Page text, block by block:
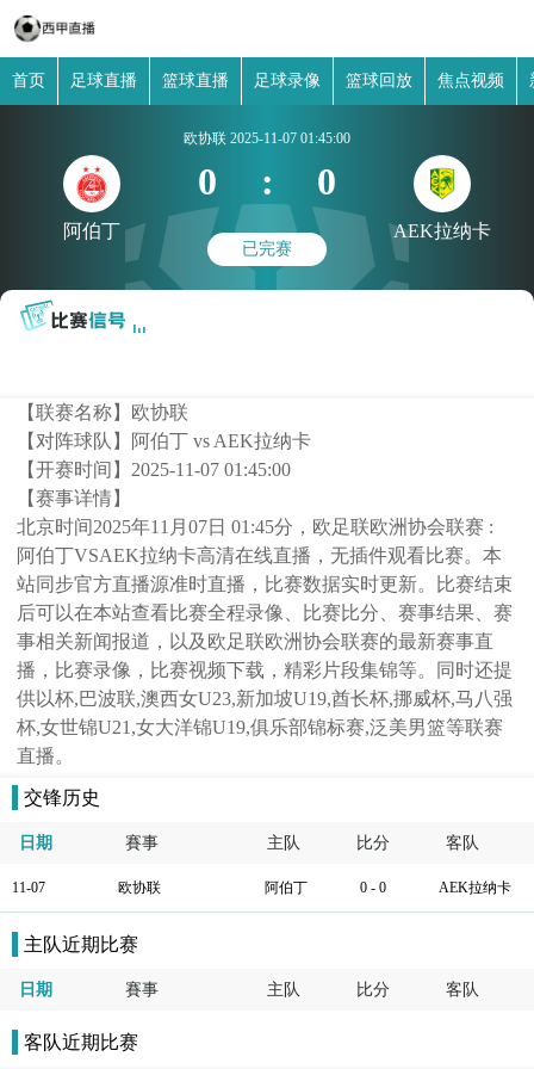
首页 足球直播 篮球直播 足球录像 篮球回放 焦点视频
阿伯丁
欧协联 2025-11-07 01:45:00
0 : 0
已完赛
AEK拉纳卡
【联赛名称】 欧协联
【对阵球队】 阿伯丁 vs AEK拉纳卡
【开赛时间】 2025-11-07 01:45:00
【赛事详情】
北京时间2025年11月07日 01:45分，欧足联欧洲协会联赛 :
阿伯丁VSAEK拉纳卡高清在线直播，无插件观看比赛。本
站同步官方直播源准时直播，比赛数据实时更新。比赛结束
后可以在本站查看比赛全程录像、比赛比分、赛事结果、赛
事相关新闻报道，以及欧足联欧洲协会联赛的最新赛事直
播，比赛录像，比赛视频下载，精彩片段集锦等。同时还提
供以杯,巴波联,澳西女U23,新加坡U19,酋长杯,挪威杯,马八强
杯,女世锦U21,女大洋锦U19,俱乐部锦标赛,泛美男篮等联赛
直播。
交锋历史
日期 賽事 主队 比分 客队
11-07 欧协联 阿伯丁 0 - 0 AEK拉纳卡
主队近期比赛
日期 賽事 主队 比分 客队
客队近期比赛